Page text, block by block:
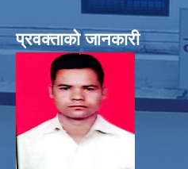
प्रवक्ताको जानकारी